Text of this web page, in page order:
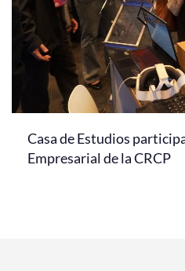
Casa de Estudios
Empresarial de la CRCP